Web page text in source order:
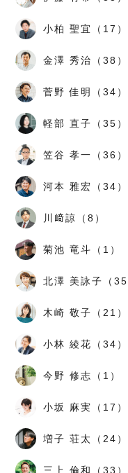
小柏 聖宜（17）
金澤 秀治（38）
菅野 佳明（34）
軽部 直子（35）
笠谷 孝一（36）
河本 雅宏（34）
川﨑諒（8）
菊池 竜斗（1）
北澤 美詠子（35
木崎 敬子（21）
小林 綾花（34）
今野 修志（1）
小坂 麻実（17）
増子 荘太（24）
三上 倫和（33）